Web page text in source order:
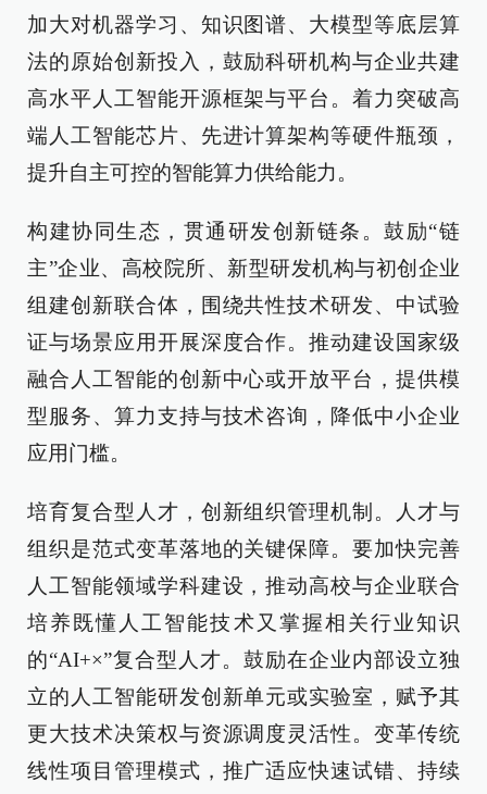
加大对机器学习、知识图谱、大模型等底层算
法的原始创新投入，鼓励科研机构与企业共建
高水平人工智能开源框架与平台。着力突破高
端人工智能芯片、先进计算架构等硬件瓶颈，
提升自主可控的智能算力供给能力。
构建协同生态，贯通研发创新链条。鼓励“链
主”企业、高校院所、新型研发机构与初创企业
组建创新联合体，围绕共性技术研发、中试验
证与场景应用开展深度合作。推动建设国家级
融合人工智能的创新中心或开放平台，提供模
型服务、算力支持与技术咨询，降低中小企业
应用门槛。
培育复合型人才，创新组织管理机制。人才与
组织是范式变革落地的关键保障。要加快完善
人工智能领域学科建设，推动高校与企业联合
培养既懂人工智能技术又掌握相关行业知识
的“AI+×”复合型人才。鼓励在企业内部设立独
立的人工智能研发创新单元或实验室，赋予其
更大技术决策权与资源调度灵活性。变革传统
线性项目管理模式，推广适应快速试错、持续